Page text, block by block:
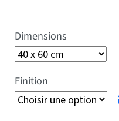
Dimensions
Finition